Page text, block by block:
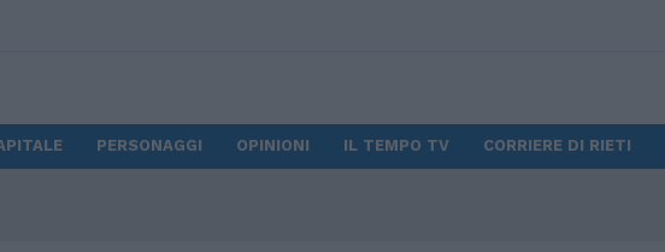
PERSONAGGI OPINIONI IL TEMPO TV CORRIERE DI RIETI